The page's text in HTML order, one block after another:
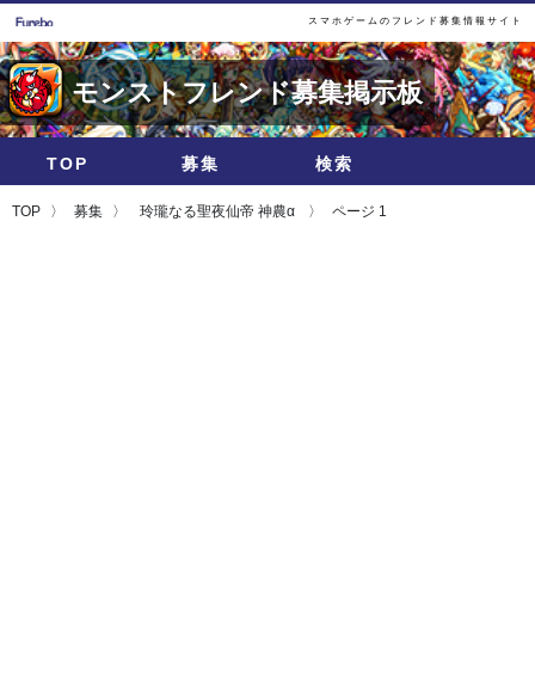
スマホゲームのフレンド募集情報サイト
モンストフレンド募集掲示板
TOP 募集 検索
TOP 募集 玲瓏なる聖夜仙帝 神農α ページ 1